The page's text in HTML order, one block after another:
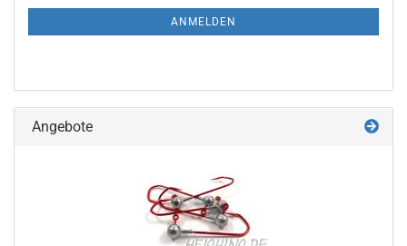
ANMELDEN
Angebote